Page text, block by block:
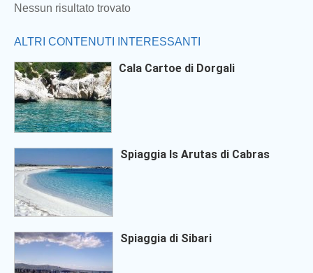
Nessun risultato trovato
ALTRI CONTENUTI INTERESSANTI
Cala Cartoe di Dorgali
Spiaggia Is Arutas di Cabras
Spiaggia di Sibari